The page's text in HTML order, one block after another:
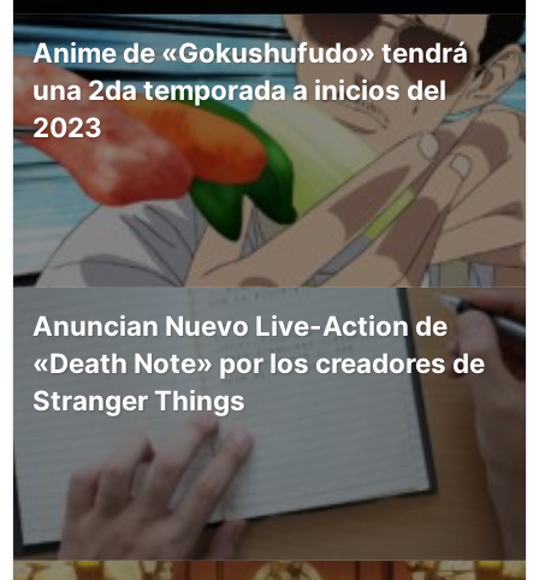
Anime de «Gokushufudo» tendrá
una 2da temporada a inicios del
2023
Anuncian Nuevo Live-Action de
«Death Note» por los creadores de
Stranger Things